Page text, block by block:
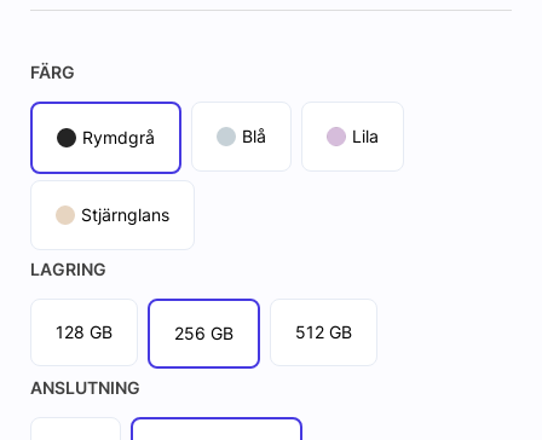
FÄRG
Rymdgrå Blå Lila
Stjärnglans
LAGRING
128 GB 256 GB 512 GB
ANSLUTNING